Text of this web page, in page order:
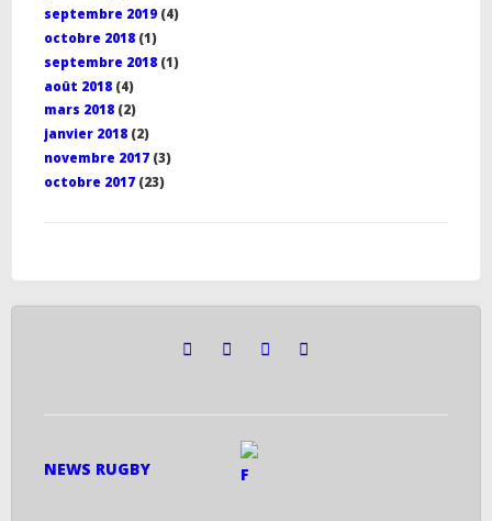
septembre 2019(4)
octobre 2018(1)
septembre 2018(1)
août 2018(4)
mars 2018(2)
janvier 2018(2)
novembre 2017(3)
octobre 2017(23)
NEWS RUGBY